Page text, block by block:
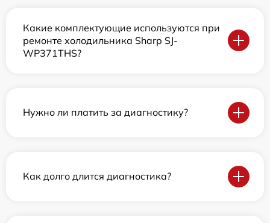
Какие комплектующие используются при
ремонте холодильника Sharp SJ-
WP371THS?
Нужно ли платить за диагностику?
Как долго длится диагностика?